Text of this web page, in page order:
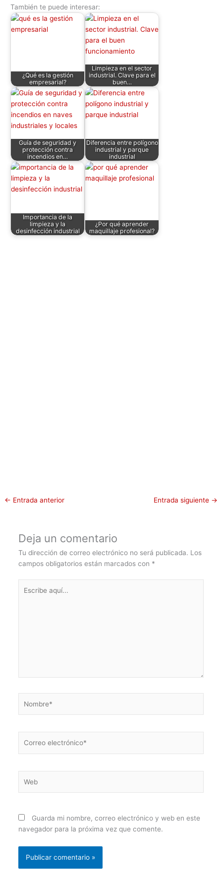
at
s
p
c
o
k
itt k
e
dI
n
d
di
t
er
e
st
ai
l
También te puede interesar:
¿Qué es la gestión
empresarial?
Limpieza en el sector
industrial. Clave para el
buen…
Guía de seguridad y
protección contra
incendios en…
Diferencia entre polígono
industrial y parque
industrial
Importancia de la
limpieza y la
desinfección industrial
¿Por qué aprender
maquillaje profesional?
← Entrada anterior Entrada siguiente →
Deja un comentario
Tu dirección de correo electrónico no será publicada. Los
campos obligatorios están marcados con *
aquí...
electrónico*
Guarda mi nombre, correo electrónico y web en este
navegador para la próxima vez que comente.